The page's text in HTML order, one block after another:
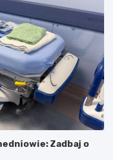
Zadbaj o